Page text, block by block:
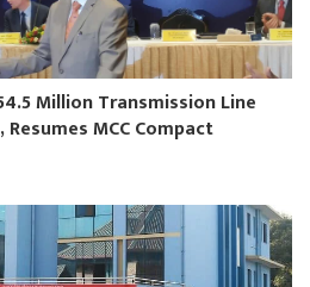
Million Transmission Line
MCC Compact